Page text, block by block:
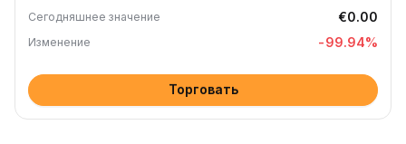
Сегодняшнее значение €0.00
Изменение -99.94%
Торговать